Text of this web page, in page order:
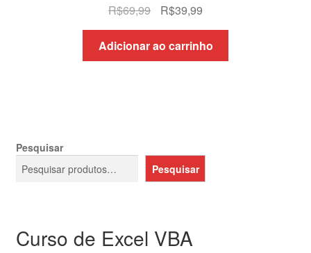
R$69,99
O
preço
original
era:
R$39,99O
preço
atual
é:
Adicionar ao carrinho
Pesquisar
Pesquisar
Curso de Excel VBA